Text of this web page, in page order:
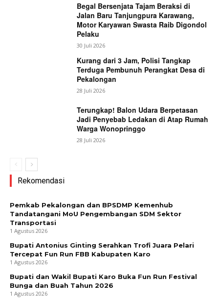
Begal Bersenjata Tajam Beraksi di
Jalan Baru Tanjungpura Karawang,
Motor Karyawan Swasta Raib Digondol
Pelaku
30 Juli 2026
Kurang dari 3 Jam, Polisi Tangkap
Terduga Pembunuh Perangkat Desa di
Pekalongan
28 Juli 2026
Terungkap! Balon Udara Berpetasan
Jadi Penyebab Ledakan di Atap Rumah
Warga Wonopringgo
28 Juli 2026
Rekomendasi
Pemkab Pekalongan dan BPSDMP Kemenhub
Tandatangani MoU Pengembangan SDM Sektor
Transportasi
1 Agustus 2026
Bupati Antonius Ginting Serahkan Trofi Juara Pelari
Tercepat Fun Run FBB Kabupaten Karo
1 Agustus 2026
Bupati dan Wakil Bupati Karo Buka Fun Run Festival
Bunga dan Buah Tahun 2026
1 Agustus 2026